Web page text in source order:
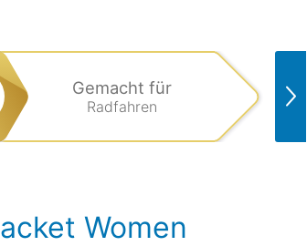
Gemacht für
Radfahren
Women